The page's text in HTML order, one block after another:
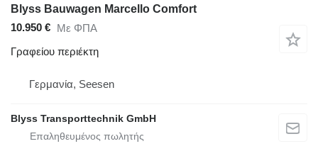
Blyss Bauwagen Marcello Comfort
10.950 € Με ΦΠΑ
Γραφείου περιέκτη
Γερμανία, Seesen
Blyss Transporttechnik GmbH